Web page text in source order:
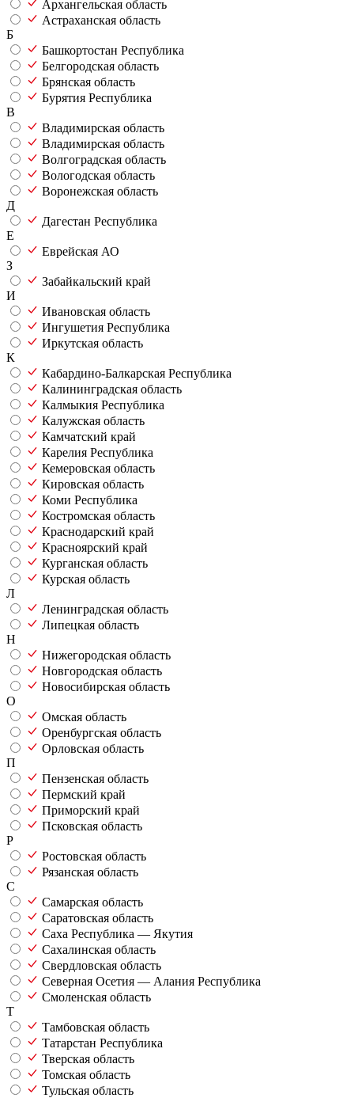
Архангельская область
Астраханская область
Б
Башкортостан Республика
Белгородская область
Брянская область
Бурятия Республика
В
Владимирская область
Владимирская область
Волгоградская область
Вологодская область
Воронежская область
Д
Дагестан Республика
Е
Еврейская АО
З
Забайкальский край
И
Ивановская область
Ингушетия Республика
Иркутская область
К
Кабардино-Балкарская Республика
Калининградская область
Калмыкия Республика
Калужская область
Камчатский край
Карелия Республика
Кемеровская область
Кировская область
Коми Республика
Костромская область
Краснодарский край
Красноярский край
Курганская область
Курская область
Л
Ленинградская область
Липецкая область
Н
Нижегородская область
Новгородская область
Новосибирская область
О
Омская область
Оренбургская область
Орловская область
П
Пензенская область
Пермский край
Приморский край
Псковская область
Р
Ростовская область
Рязанская область
С
Самарская область
Саратовская область
Саха Республика — Якутия
Сахалинская область
Свердловская область
Северная Осетия — Алания Республика
Смоленская область
Т
Тамбовская область
Татарстан Республика
Тверская область
Томская область
Тульская область